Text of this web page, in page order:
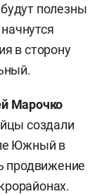
полезны
в сторону
Марочко
создали
Южный в
продвижение